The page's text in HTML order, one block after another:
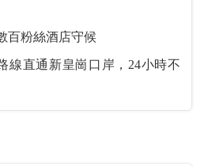
維拉大軍壓境 數百粉絲酒店守候
線直通新皇崗口岸，24小時不